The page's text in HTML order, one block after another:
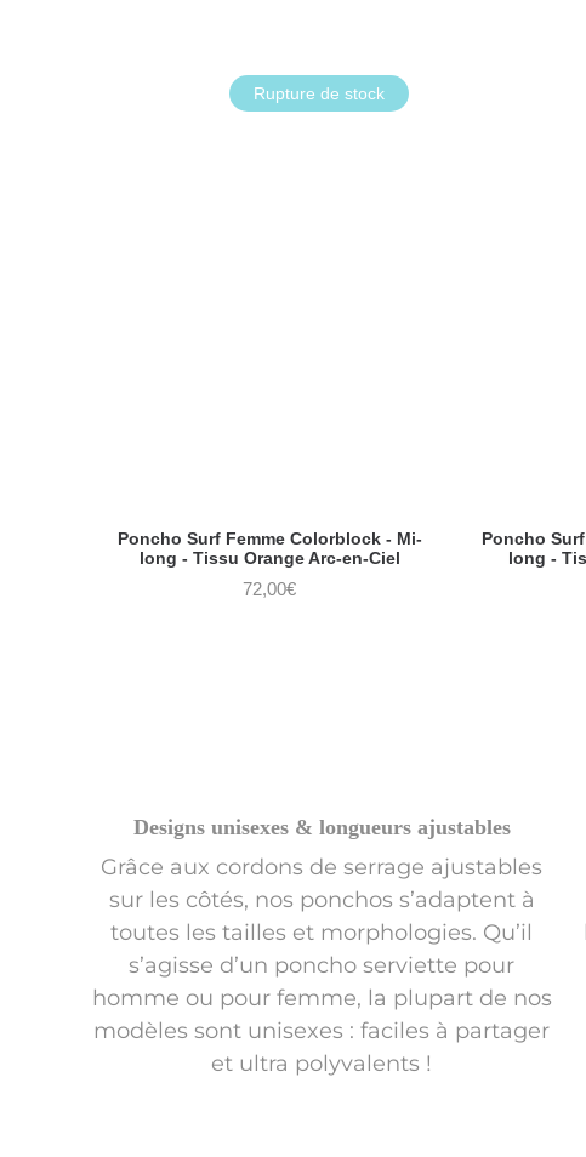
Rupture de stock
Poncho Surf Femme Colorblock - Mi-
long - Tissu Orange Arc-en-Ciel
72,00€
Poncho
long -
Designs unisexes & longueurs ajustables
Grâce aux cordons de serrage ajustables
sur les côtés, nos ponchos s’adaptent à
toutes les tailles et morphologies. Qu’il
s’agisse d’un poncho serviette pour
homme ou pour femme, la plupart de nos
modèles sont unisexes : faciles à partager
et ultra polyvalents !